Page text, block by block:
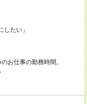
したい」
お仕事の勤務時間。